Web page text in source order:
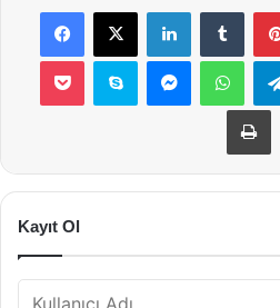
Facebook
X LinkedIn
Pocket Skype Messenger
Kayıt Ol